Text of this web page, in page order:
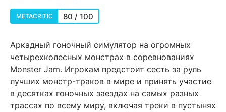
METACRITIC 80 / 100
Аркадный гоночный симулятор на огромных
четырехколесных монстрах в соревнованиях
Monster Jam. Игрокам предстоит сесть за руль
лучших монстр-траков в мире и принять участие
в десятках гоночных заездах на самых разных
трассах по всему миру, включая треки в пустынях